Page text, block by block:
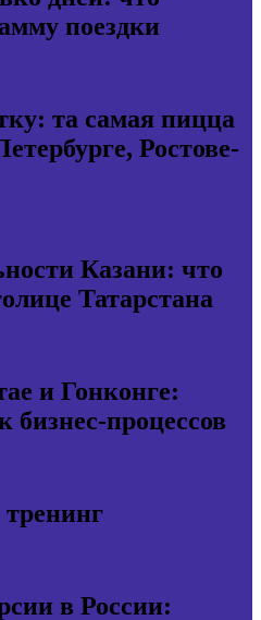
поездки
та самая пицца
Ростове-
Казани: что
Татарстана
и Гонконге:
бизнес-процессов
в России: